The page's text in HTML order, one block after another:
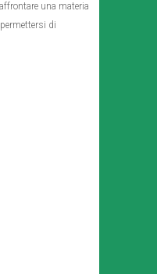
una materia
di